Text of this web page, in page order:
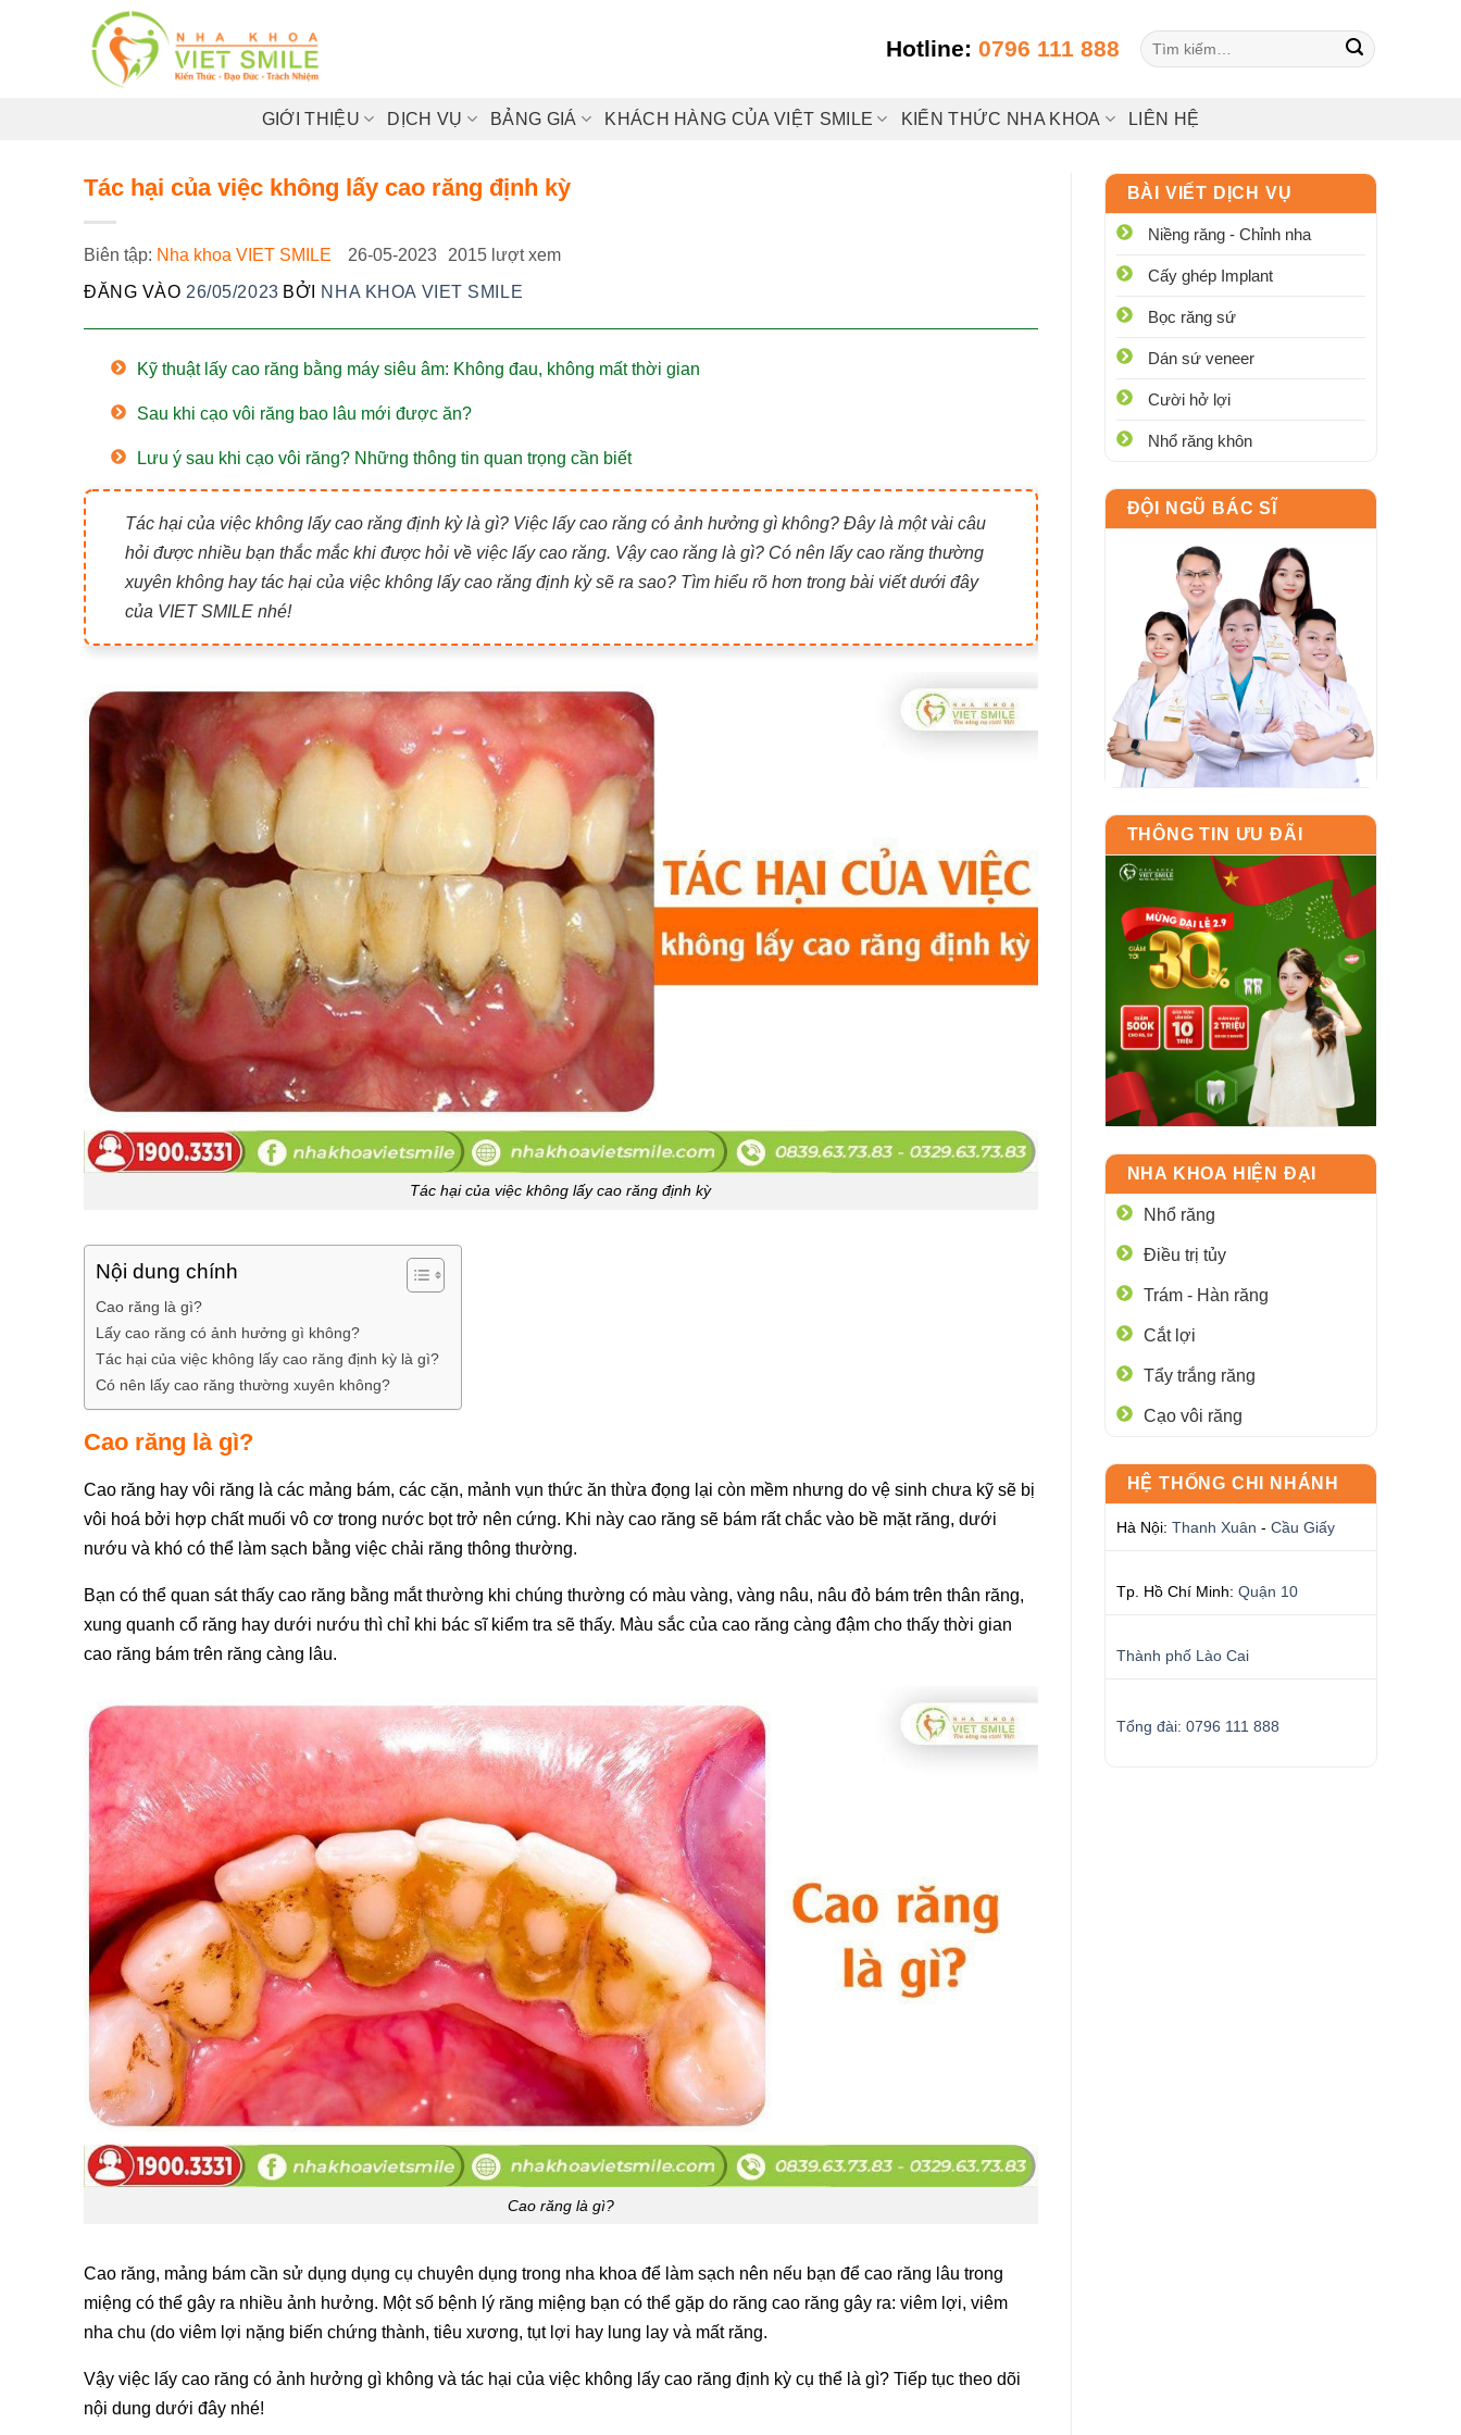
Hotline: 0796 111 888
Tìm
kiếm:
GIỚI THIỆU DỊCH VỤ BẢNG GIÁ KHÁCH HÀNG CỦA VIỆT SMILE KIẾN THỨC NHA KHOA LIÊN HỆ
Tác hại của việc không lấy cao răng định kỳ
Biên tập: Nha khoa VIET SMILE 26-05-2023
2015 lượt xem
ĐĂNG VÀO 26/05/2023 BỞI NHA KHOA VIET SMILE
Kỹ thuật lấy cao răng bằng máy siêu âm: Không đau, không mất thời gian
Sau khi cạo vôi răng bao lâu mới được ăn?
Lưu ý sau khi cạo vôi răng? Những thông tin quan trọng cần biết
Tác hại của việc không lấy cao răng định kỳ là gì? Việc lấy cao răng có ảnh hưởng gì không? Đây là một vài câu
hỏi được nhiều bạn thắc mắc khi được hỏi về việc lấy cao răng. Vậy cao răng là gì? Có nên lấy cao răng thường
xuyên không hay tác hại của việc không lấy cao răng định kỳ sẽ ra sao? Tìm hiểu rõ hơn trong bài viết dưới đây
của VIET SMILE nhé!
Tác hại của việc không lấy cao răng định kỳ
Nội dung chính
Cao răng là gì?
Lấy cao răng có ảnh hưởng gì không?
Tác hại của việc không lấy cao răng định kỳ là gì?
Có nên lấy cao răng thường xuyên không?
Cao răng là gì?
Cao răng hay vôi răng là các mảng bám, các cặn, mảnh vụn thức ăn thừa đọng lại còn mềm nhưng do vệ sinh chưa kỹ sẽ bị
vôi hoá bởi hợp chất muối vô cơ trong nước bọt trở nên cứng. Khi này cao răng sẽ bám rất chắc vào bề mặt răng, dưới
nướu và khó có thể làm sạch bằng việc chải răng thông thường.
Bạn có thể quan sát thấy cao răng bằng mắt thường khi chúng thường có màu vàng, vàng nâu, nâu đỏ bám trên thân răng,
xung quanh cổ răng hay dưới nướu thì chỉ khi bác sĩ kiểm tra sẽ thấy. Màu sắc của cao răng càng đậm cho thấy thời gian
cao răng bám trên răng càng lâu.
Cao răng là gì?
Cao răng, mảng bám cần sử dụng dụng cụ chuyên dụng trong nha khoa để làm sạch nên nếu bạn để cao răng lâu trong
miệng có thể gây ra nhiều ảnh hưởng. Một số bệnh lý răng miệng bạn có thể gặp do răng cao răng gây ra: viêm lợi, viêm
nha chu (do viêm lợi nặng biến chứng thành, tiêu xương, tụt lợi hay lung lay và mất răng.
Vậy việc lấy cao răng có ảnh hưởng gì không và tác hại của việc không lấy cao răng định kỳ cụ thể là gì? Tiếp tục theo dõi
nội dung dưới đây nhé!
BÀI VIẾT DỊCH VỤ
Niềng răng - Chỉnh nha
Cấy ghép Implant
Bọc răng sứ
Dán sứ veneer
Cười hở lợi
Nhổ răng khôn
ĐỘI NGŨ BÁC SĨ
THÔNG TIN ƯU ĐÃI
NHA KHOA HIỆN ĐẠI
Nhổ răng
Điều trị tủy
Trám - Hàn răng
Cắt lợi
Tẩy trắng răng
Cạo vôi răng
HỆ THỐNG CHI NHÁNH
Hà Nội: Thanh Xuân - Cầu Giấy
Tp. Hồ Chí Minh: Quận 10
Thành phố Lào Cai
Tổng đài: 0796 111 888